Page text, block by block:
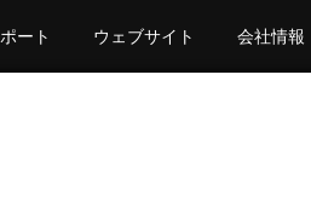
ート ウェブサイト 会社情報